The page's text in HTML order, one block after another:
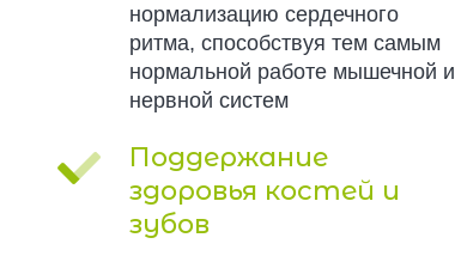
нормализацию сердечного
ритма, способствуя тем самым
нормальной работе мышечной и
нервной систем
Поддержание
здоровья костей и
зубов